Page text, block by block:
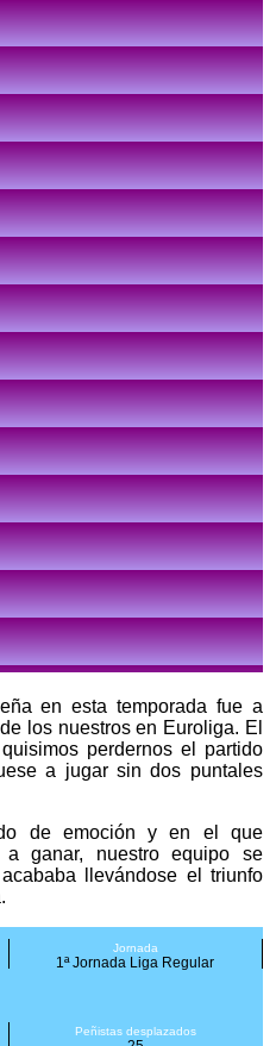
de documentación
en esta temporada fue a
los nuestros en Euroliga. El
perdernos el partido
a jugar sin dos puntales
de emoción y en el que
ganar, nuestro equipo se
llevándose el triunfo
Jornada
1ª Jornada Liga Regular
Peñistas desplazados